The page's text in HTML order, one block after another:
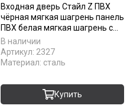
Входная дверь Стайл Z ПВХ
чёрная мягкая шагрень панель
ПВХ белая мягкая шагрень с
зеркалом Z
В наличии
Артикул: 2327
Материал: сталь
Купить